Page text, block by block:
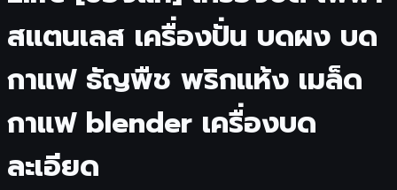
สแตนเลส เครื่องปั่น บดผง บด
กาแฟ ธัญพืช พริกแห้ง เมล็ด
กาแฟ blender เครื่องบด
ละเอียด